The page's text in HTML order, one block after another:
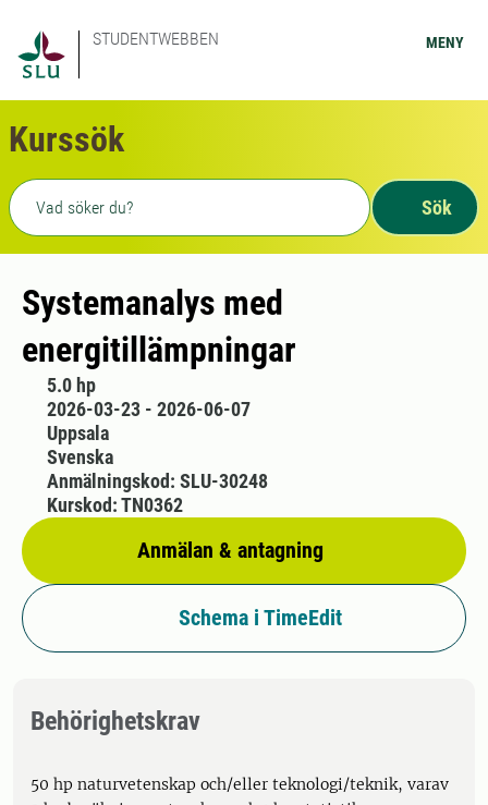
STUDENTWEBBEN MENY
Kurssök
Fritext sökning
Sök
Systemanalys med
energitillämpningar
5.0 hp
2026-03-23 - 2026-06-07
Uppsala
Svenska
Anmälan & antagning
Anmälningskod: SLU-30248
Kurskod: TN0362
Schema i TimeEdit
Behörighetskrav
50 hp naturvetenskap och/eller teknologi/teknik, varav